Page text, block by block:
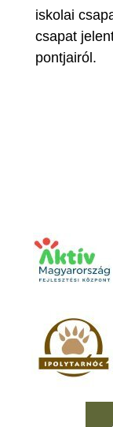
iskolai
csapat
pontjairól.